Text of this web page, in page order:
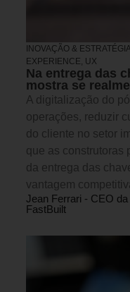
INOVAÇÃO &
EXPERIENCE, UX
Na entrega das
mostra se
A digitalização do
operações, reduzir
do cliente no setor
que as construtoras
da entrega das
vantagem
Jean Ferrari - CEO da
FastBuilt